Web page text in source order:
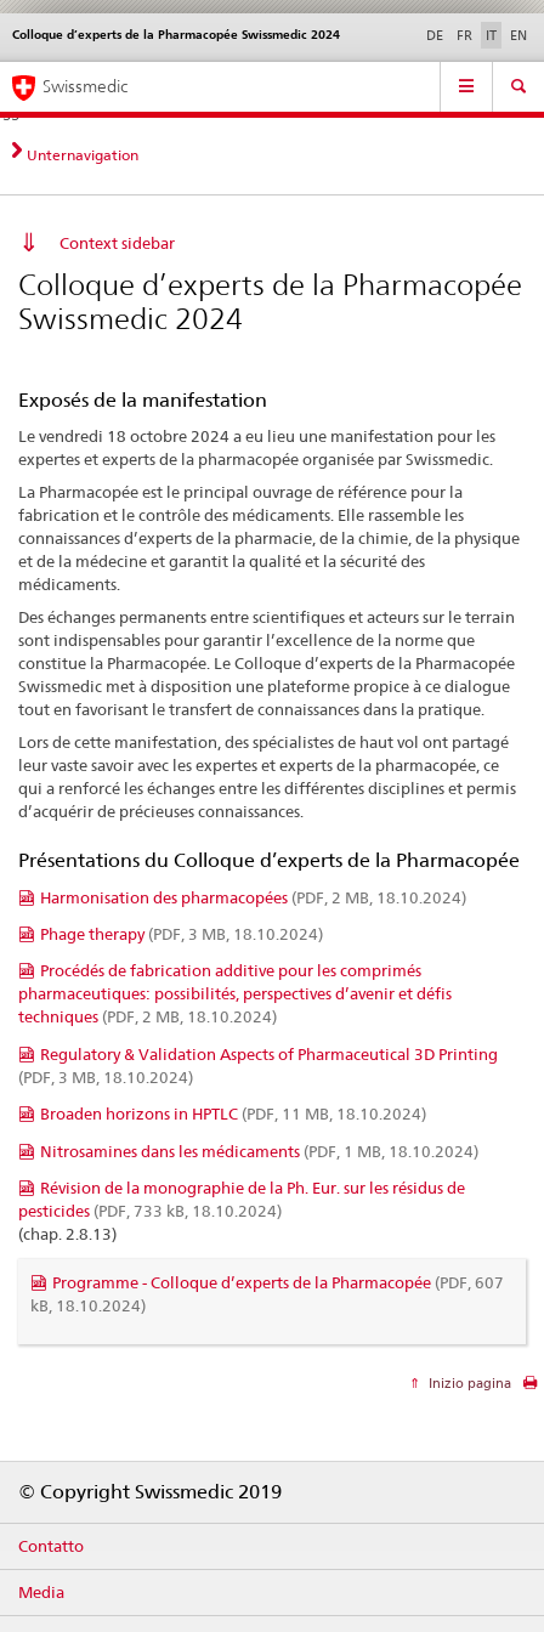
Navigazione
diretta:
novità,
aspetti
contatto
Novità &
norme
Contatto | Supporto &
aiuto
Colloque d’experts de la Pharmacopée Swissmedic 2024 DE FR IT EN
Service
Navigation
Swissmedic
Unternavigation
Context sidebar
Colloque d’experts de la Pharmacopée
Swissmedic 2024
Exposés de la manifestation
Le vendredi 18 octobre 2024 a eu lieu une manifestation pour les
expertes et experts de la pharmacopée organisée par Swissmedic.
La Pharmacopée est le principal ouvrage de référence pour la
fabrication et le contrôle des médicaments. Elle rassemble les
connaissances d’experts de la pharmacie, de la chimie, de la physique
et de la médecine et garantit la qualité et la sécurité des
médicaments.
Des échanges permanents entre scientifiques et acteurs sur le terrain
sont indispensables pour garantir l’excellence de la norme que
constitue la Pharmacopée. Le Colloque d’experts de la Pharmacopée
Swissmedic met à disposition une plateforme propice à ce dialogue
tout en favorisant le transfert de connaissances dans la pratique.
Lors de cette manifestation, des spécialistes de haut vol ont partagé
leur vaste savoir avec les expertes et experts de la pharmacopée, ce
qui a renforcé les échanges entre les différentes disciplines et permis
d’acquérir de précieuses connaissances.
Présentations du Colloque d’experts de la Pharmacopée
Harmonisation des pharmacopées (PDF, 2 MB, 18.10.2024)
Phage therapy(PDF, 3 MB, 18.10.2024)
Procédés de fabrication additive pour les comprimés
pharmaceutiques: possibilités, perspectives d’avenir et défis
techniques (PDF, 2 MB, 18.10.2024)
Regulatory & Validation Aspects of Pharmaceutical 3D Printing
(PDF, 3 MB, 18.10.2024)
Broaden horizons in HPTLC (PDF, 11 MB, 18.10.2024)
Nitrosamines dans les médicaments (PDF, 1 MB, 18.10.2024)
Révision de la monographie de la Ph. Eur. sur les résidus de
pesticides (PDF, 733 kB, 18.10.2024)
(chap. 2.8.13)
Programme - Colloque d’experts de la Pharmacopée (PDF, 607
kB, 18.10.2024)
Inizio pagina
© Copyright Swissmedic 2019
Contatto
Media